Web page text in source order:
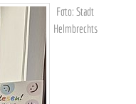
Foto: Stadt
Helmbrechts